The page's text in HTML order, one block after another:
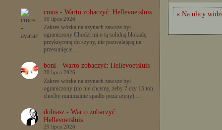
cmos- Warto zobaczyć: Hellevoetsluis
30 lipca 2026
Zakres wózka na szynach zawsze był
ograniczony Chodzi mi o tą solidną blokadę
przykręconą do szyny, nie pozwalającą na
przesunięcie…
boni- Warto zobaczyć: Hellevoetsluis
30 lipca 2026
Zakres wózka na szynach zawsze był
ograniczony (no nie chcemy, żeby 7 czy 15 ton
choćby minimalnie spadło poza szyny).…
dobiasz- Warto zobaczyć:
Hellevoetsluis
29 lipca 2026
« Na ulicy